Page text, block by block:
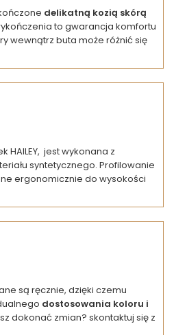
delikatną kozią skórą
to gwarancja komfortu
wewnątrz buta może różnić się
HAILEY, jest wykonana z
syntetycznego. Profilowanie
ergonomicznie do wysokości
są ręcznie, dzięki czemu
dostosowania koloru i
dokonać zmian? skontaktuj się z